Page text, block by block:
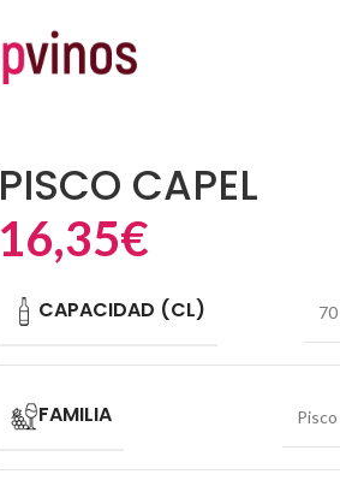
PISCO CAPEL
16,35€
CAPACIDAD (CL) 70
FAMILIA Pisco